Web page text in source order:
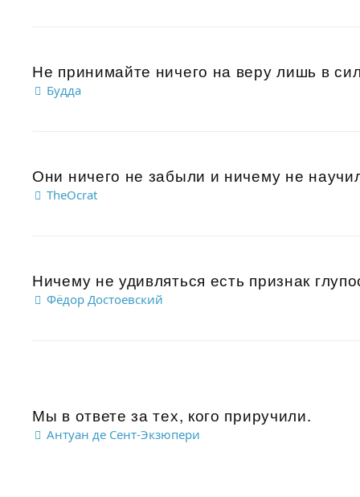
Не принимайте ничего на веру лишь в
Будда
Они ничего не забыли и ничему не
TheOcrat
Ничему не удивляться есть признак
Фёдор Достоевский
Мы в ответе за тех, кого приручили.
Антуан де Сент-Экзюпери